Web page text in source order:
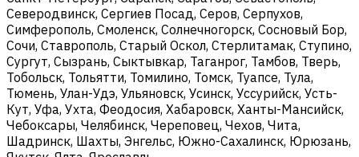
Северодвинск, Сергиев Посад, Серов, Серпухов,
Симферополь, Смоленск, Солнечногорск, Сосновый Бор,
Сочи, Ставрополь, Старый Оскол, Стерлитамак, Ступино,
Сургут, Сызрань, Сыктывкар, Таганрог, Тамбов, Тверь,
Тобольск, Тольятти, Томилино, Томск, Туапсе, Тула,
Тюмень, Улан-Удэ, Ульяновск, Усинск, Уссурийск, Усть-
Кут, Уфа, Ухта, Феодосия, Хабаровск, Ханты-Мансийск,
Чебоксары, Челябинск, Череповец, Чехов, Чита,
Шадринск, Шахты, Энгельс, Южно-Сахалинск, Юрюзань,